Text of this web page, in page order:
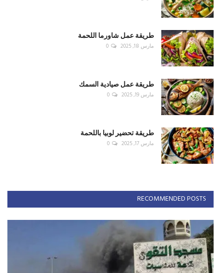
طريقة عمل شاورما اللحمة
مارس 18, 2025 0
طريقة عمل صيادية السمك
مارس 19, 2025 0
طريقة تحضير لوبيا باللحمة
مارس 17, 2025 0
RECOMMENDED POSTS